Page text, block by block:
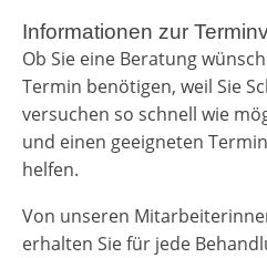
Informationen zur
Ob Sie eine Beratung
Termin benötigen, weil Sie
versuchen so schnell wie
und einen geeigneten
helfen.
Von unseren
erhalten Sie für jede